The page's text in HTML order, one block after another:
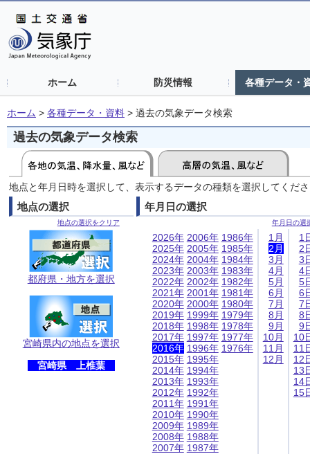
ホーム 防災情報 各種データ・
ホーム > 各種データ・資料 > 過去の気象データ検索
過去の気象データ検索
地点と年月日時を選択して、表示するデータの種類を選択してくだ
地点の選択
地点の選択をクリア
都府県・地方を選択
宮崎県内の地点を選択
宮崎県 上椎葉
年月日の選択
年月日の選
2026年
2025年
2024年
2023年
2022年
2021年
2020年
2019年
2018年
2017年
2016年
2015年
2014年
2013年
2012年
2011年
2010年
2009年
2008年
2007年
2006年
2005年
2004年
2003年
2002年
2001年
2000年
1999年
1998年
1997年
1996年
1995年
1994年
1993年
1992年
1991年
1990年
1989年
1988年
1987年
1986年
1985年
1984年
1983年
1982年
1981年
1980年
1979年
1978年
1977年
1976年
1月
2月
3月
4月
5月
6月
7月
8月
9月
10月
11月
12月
1
2
3
4
5
6
7
8
9
10
11
12
13
14
15